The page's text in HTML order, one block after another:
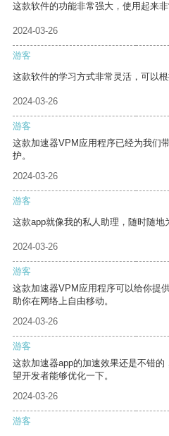
这款软件的功能非常强大，使用起来非
2024-03-26
游客
这款软件的学习方式非常灵活，可以
2024-03-26
游客
这款加速器VPM应用程序已经为我们
护。
2024-03-26
游客
这款app就像我的私人助理，随时随地
2024-03-26
游客
这款加速器VPM应用程序可以给你提
助你在网络上自由移动。
2024-03-26
游客
这款加速器app的加速效果还是不错
望开发者能够优化一下。
2024-03-26
游客